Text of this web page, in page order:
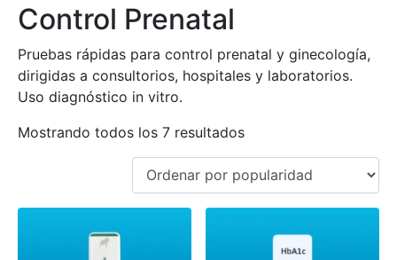
Control Prenatal
Pruebas rápidas para control prenatal y ginecología,
dirigidas a consultorios, hospitales y laboratorios.
Uso diagnóstico in vitro.
Mostrando todos los 7 resultados